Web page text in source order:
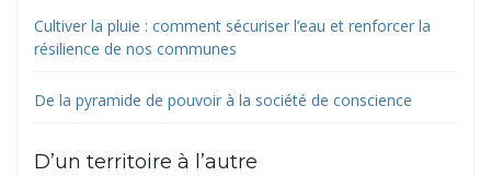
Cultiver la pluie : comment sécuriser l’eau et renforcer la
résilience de nos communes
De la pyramide de pouvoir à la société de conscience
D’un territoire à l’autre